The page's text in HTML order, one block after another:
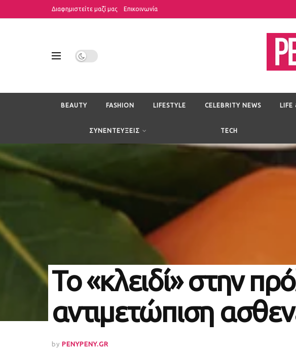
Διαφημιστείτε μαζί μας Επικοινωνία
BEAUTY FASHION LIFESTYLE CELEBRITY NEWS LIFE
ΣΥΝΕΝΤΕΥΞΕΙΣ TECH
Το «κλειδί» στην
αντιμετώπιση
by PENYPENY.GR